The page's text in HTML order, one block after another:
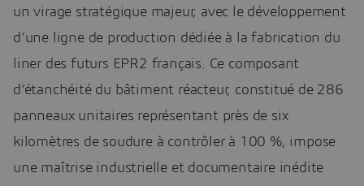
un virage stratégique majeur, avec le développement
d’une ligne de production dédiée à la fabrication du
liner des futurs EPR2 français. Ce composant
d’étanchéité du bâtiment réacteur, constitué de 286
panneaux unitaires représentant près de six
kilomètres de soudure à contrôler à 100 %, impose
une maîtrise industrielle et documentaire inédite